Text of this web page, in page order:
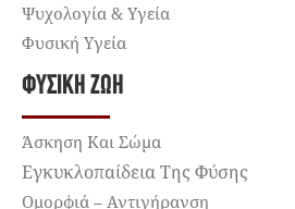
Ψυχολογία & Υγεία
Φυσική Υγεία
ΦΥΣΙΚΉ ΖΩΉ
Άσκηση Και Σώμα
Εγκυκλοπαίδεια Της Φύσης
Ομορφιά – Αντιγήρανση